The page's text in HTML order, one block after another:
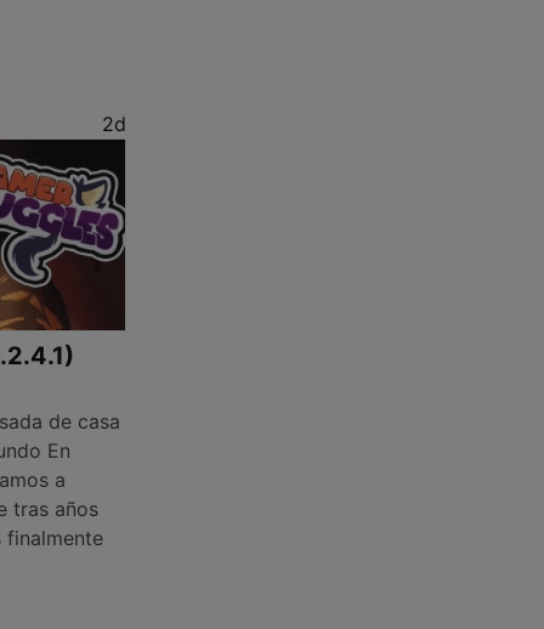
2d
de casa
En
a
tras años
finalmente